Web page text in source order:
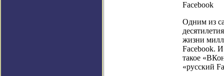
Facebook
Одним из
жизни
Facebook.
такое
«русский